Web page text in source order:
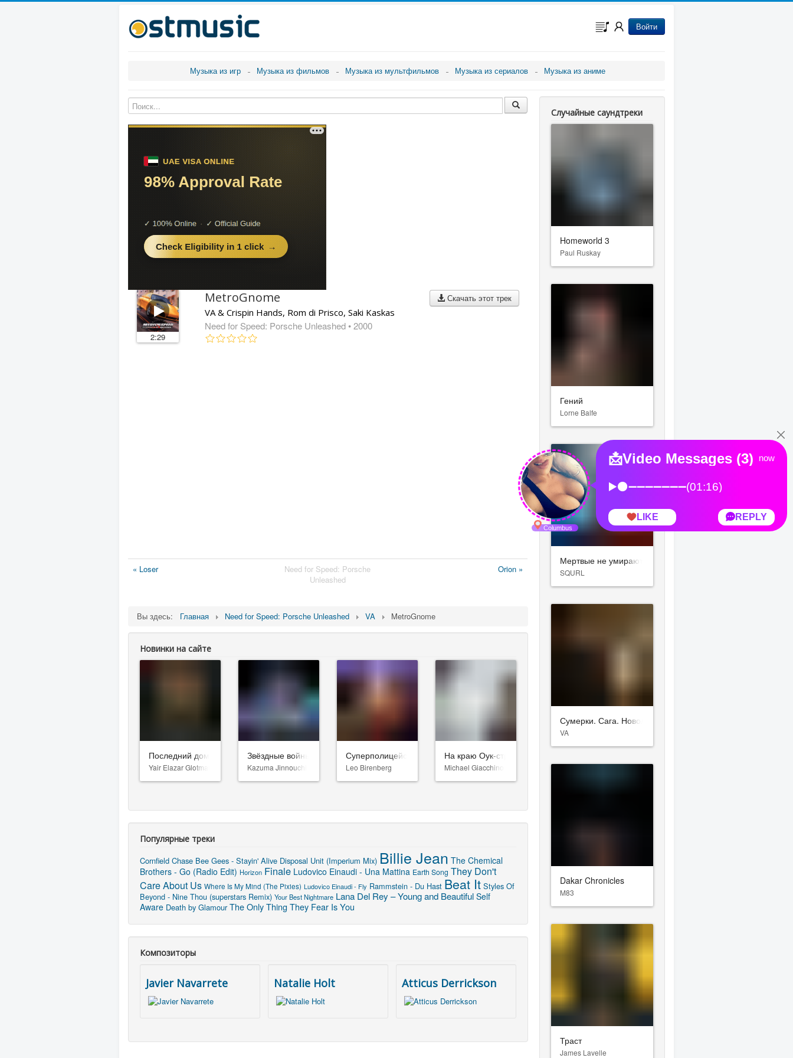
Войти
Музыка из игр Музыка из фильмов Музыка из мультфильмов Музыка из сериалов Музыка из аниме
2:29
Скачать этот трек
MetroGnome
VA & Crispin Hands, Rom di Prisco, Saki Kaskas
Need for Speed: Porsche Unleashed • 2000
« Loser
Need for Speed: Porsche
Unleashed
Orion »
Вы здесь: Главная Need for Speed: Porsche Unleashed VA MetroGnome
Новинки на сайте
Последний дом
Yair Elazar Glotman
Звёздные войны: Видения. Девятый джедай
Kazuma Jinnouchi
Суперполицейские 3
Leo Birenberg
На краю Оук-стрит
Michael Giacchino
Популярные треки
Cornfield Chase Bee Gees - Stayin' Alive Disposal Unit (Imperium Mix) Billie Jean The Chemical
Brothers - Go (Radio Edit) Horizon Finale Ludovico Einaudi - Una Mattina Earth Song They Don't
Care About Us Where Is My Mind (The Pixies) Ludovico Einaudi - Fly Rammstein - Du Hast Beat It Styles Of
Beyond - Nine Thou (superstars Remix) Your Best Nightmare Lana Del Rey – Young and Beautiful Self
Aware Death by Glamour The Only Thing They Fear Is You
Композиторы
Javier Navarrete Natalie Holt Atticus Derrickson
Случайные саундтреки
Homeworld 3
Paul Ruskay
Гений
Lorne Balfe
Мертвые не умирают
SQURL
Сумерки. Сага. Новолуние
VA
Dakar Chronicles
M83
Траст
James Lavelle